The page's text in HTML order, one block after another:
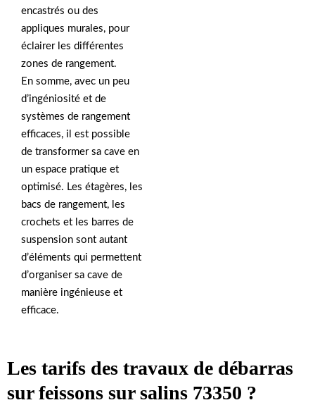
encastrés ou des
appliques murales, pour
éclairer les différentes
zones de rangement.
En somme, avec un peu
d’ingéniosité et de
systèmes de rangement
efficaces, il est possible
de transformer sa cave en
un espace pratique et
optimisé. Les étagères, les
bacs de rangement, les
crochets et les barres de
suspension sont autant
d’éléments qui permettent
d’organiser sa cave de
manière ingénieuse et
efficace.
Les tarifs des travaux de débarras
sur feissons sur salins 73350 ?